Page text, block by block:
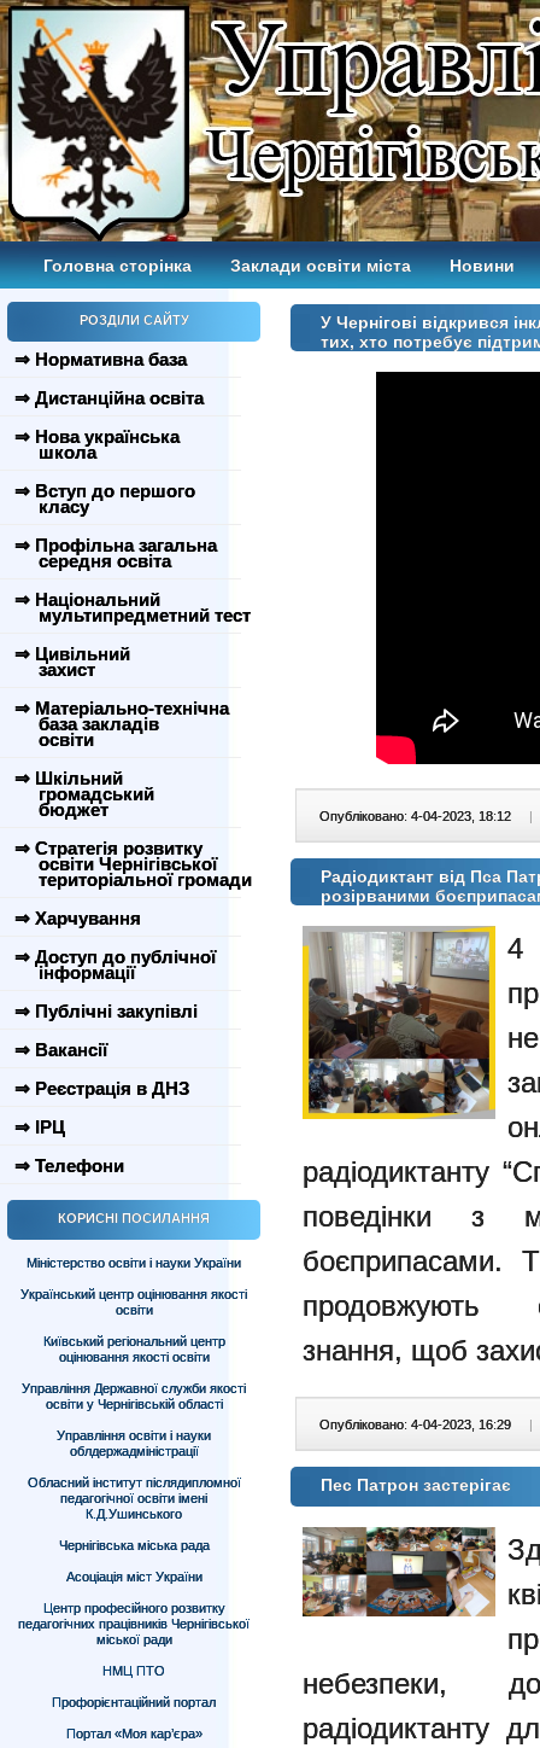
Головна сторінка Заклади освіти міста Новини
РОЗДІЛИ САЙТУ
⇒ Нормативна база
⇒ Дистанційна освіта
⇒ Нова українська
школа
⇒ Вступ до першого
класу
⇒ Профільна загальна
середня освіта
⇒ Національний
мультипредметний тест
⇒ Цивільний
захист
⇒ Матеріально-технічна
база закладів
освіти
⇒ Шкільний
громадський
бюджет
⇒ Стратегія розвитку
освіти Чернігівської
територіальної громади
⇒ Харчування
⇒ Доступ до публічної
інформації
⇒ Публічні закупівлі
⇒ Вакансії
⇒ Реєстрація в ДНЗ
⇒ ІРЦ
⇒ Телефони
КОРИСНІ ПОСИЛАННЯ
Міністерство освіти і науки України
Український центр оцінювання якості
освіти
Київський регіональний центр
оцінювання якості освіти
Управління Державної служби якості
освіти у Чернігівській області
Управління освіти і науки
облдержадміністрації
Обласний інститут післядипломної
педагогічної освіти імені
К.Д.Ушинського
Чернігівська міська рада
Асоціація міст України
Центр професійного розвитку
педагогічних працівників Чернігівської
міської ради
НМЦ ПТО
Профорієнтаційний портал
Портал «Моя кар’єра»
У Чернігові відкрився
тих, хто потребує
Опубліковано: 4-04-2023, 18:12 |
Радіодиктант від Пса
розірваними
4
радіодиктанту
поведінки з
боєприпасами.
продовжують
знання, щоб
Опубліковано: 4-04-2023, 16:29 |
Пес Патрон застерігає
небезпеки,
радіодиктанту